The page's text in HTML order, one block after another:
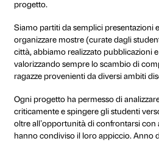
“fuga della realtà” e si
che ne approfondiscono il
Da questo incontro
che trovano visibilità in un
una grande presentazione
Dal 2012 al 2021 si sono
accademie d’arte e